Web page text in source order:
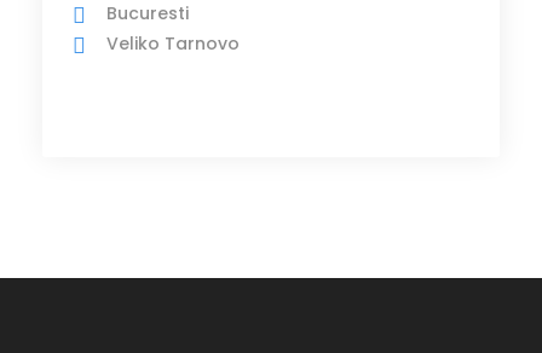
Bucuresti
Veliko Tarnovo